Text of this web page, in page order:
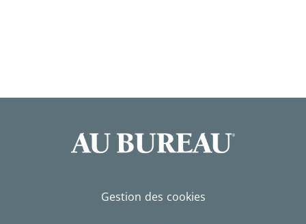
Gestion des cookies